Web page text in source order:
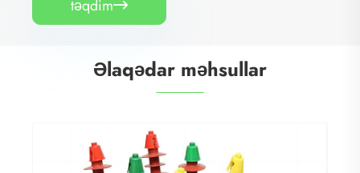
təqdim
Əlaqədar məhsullar